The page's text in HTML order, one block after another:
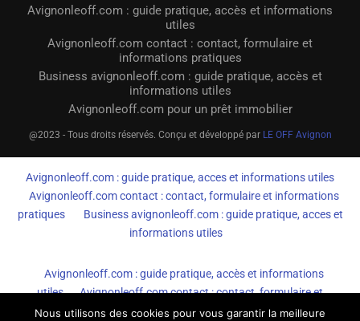
Avignonleoff.com : guide pratique, accès et informations
utiles
Avignonleoff.com contact : contact, formulaire et
informations pratiques
Business avignonleoff.com : guide pratique, accès et
informations utiles
Avignonleoff.com pour un prêt immobilier
@2023 - Tous droits réservés. Conçu et développé par LE OFF Avignon
Avignonleoff.com : guide pratique, acces et informations utiles
Avignonleoff.com contact : contact, formulaire et informations
pratiques
Business avignonleoff.com : guide pratique, acces et
informations utiles
Avignonleoff.com : guide pratique, accès et informations
utiles
Avignonleoff.com contact : contact, formulaire et
informations pratiques
Business avignonleoff.com : guide
Nous utilisons des cookies pour vous garantir la meilleure